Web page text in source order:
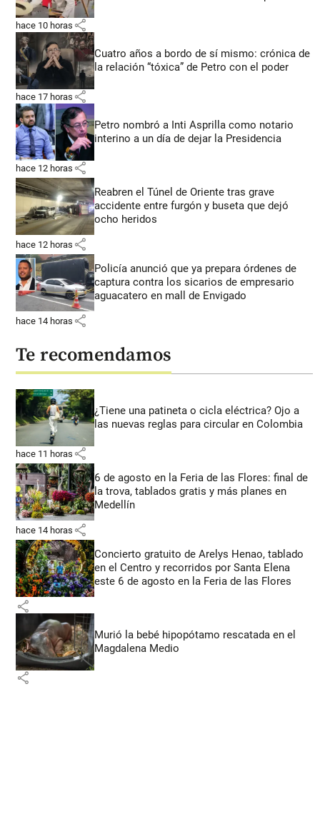
hace 10 horas share
Cuatro años a bordo de sí mismo: crónica de
la relación “tóxica” de Petro con el poder
hace 17 horas share
Petro nombró a Inti Asprilla como notario
interino a un día de dejar la Presidencia
hace 12 horas share
Reabren el Túnel de Oriente tras grave
accidente entre furgón y buseta que dejó
ocho heridos
hace 12 horas share
Policía anunció que ya prepara órdenes de
captura contra los sicarios de empresario
aguacatero en mall de Envigado
hace 14 horas share
Te recomendamos
¿Tiene una patineta o cicla eléctrica? Ojo a
las nuevas reglas para circular en Colombia
hace 11 horas share
6 de agosto en la Feria de las Flores: final de
la trova, tablados gratis y más planes en
Medellín
hace 14 horas share
Concierto gratuito de Arelys Henao, tablado
en el Centro y recorridos por Santa Elena
este 6 de agosto en la Feria de las Flores
share
Murió la bebé hipopótamo rescatada en el
Magdalena Medio
share